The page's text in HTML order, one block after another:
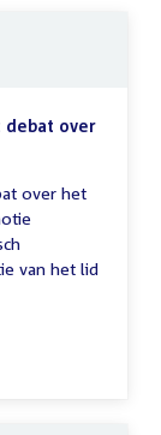
over
over het
van het lid